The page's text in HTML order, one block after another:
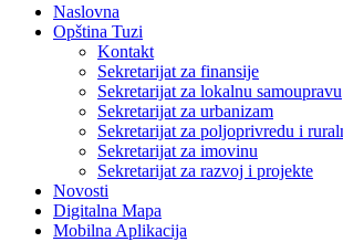
Naslovna
Opština Tuzi
Kontakt
Sekretarijat za finansije
Sekretarijat za lokalnu samoupravu
Sekretarijat za urbanizam
Sekretarijat za poljoprivredu i
Sekretarijat za imovinu
Sekretarijat za razvoj i projekte
Novosti
Digitalna Mapa
Mobilna Aplikacija